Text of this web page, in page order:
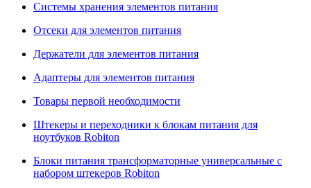
Системы хранения элементов питания
Отсеки для элементов питания
Держатели для элементов питания
Адаптеры для элементов питания
Товары первой необходимости
Штекеры и переходники к блокам питания для
ноутбуков Robiton
Блоки питания трансформаторные универсальные с
набором штекеров Robiton